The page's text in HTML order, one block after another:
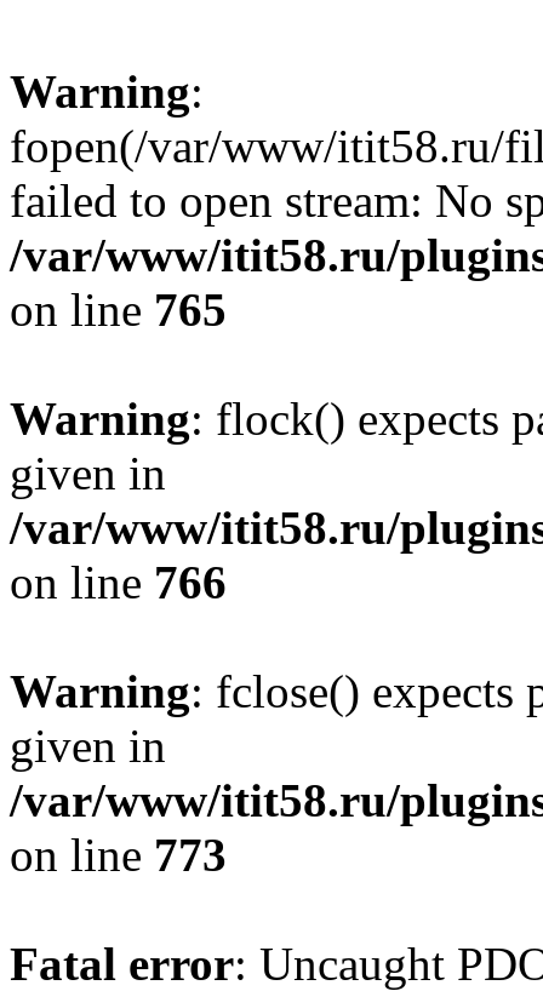
Warning:
fopen(/var/www/itit58.ru/
failed to open stream: No
/var/www/itit58.ru/
on line 765
Warning: flock() expects
given in
/var/www/itit58.ru/
on line 766
Warning: fclose() expects
given in
/var/www/itit58.ru/
on line 773
Fatal error: Uncaught